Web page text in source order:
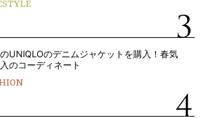
UNIQLOのデニムジャケットを購入！春気
のコーディネート